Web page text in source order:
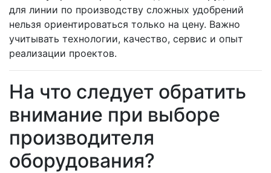
для линии по производству сложных удобрений
нельзя ориентироваться только на цену. Важно
учитывать технологии, качество, сервис и опыт
реализации проектов.
На что следует обратить
внимание при выборе
производителя
оборудования?